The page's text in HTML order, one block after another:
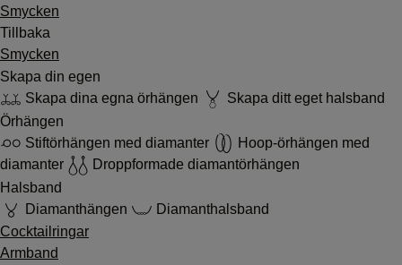
Smycken
Tillbaka
Smycken
Skapa din egen
Skapa dina egna örhängen
Skapa ditt eget halsband
Örhängen
Stiftörhängen med diamanter
Hoop-örhängen med
diamanter
Droppformade diamantörhängen
Halsband
Diamanthängen
Diamanthalsband
Cocktailringar
Armband